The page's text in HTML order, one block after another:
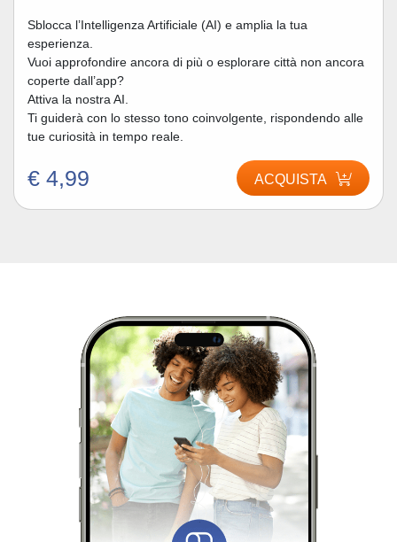
Sblocca l’Intelligenza Artificiale (AI) e amplia la tua
esperienza.
Vuoi approfondire ancora di più o esplorare città non ancora
coperte dall’app?
Attiva la nostra AI.
Ti guiderà con lo stesso tono coinvolgente, rispondendo alle
tue curiosità in tempo reale.
€ 4,99 ACQUISTA